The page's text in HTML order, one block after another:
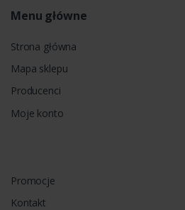
Menu główne
Strona główna
Mapa sklepu
Producenci
Moje konto
Promocje
Kontakt